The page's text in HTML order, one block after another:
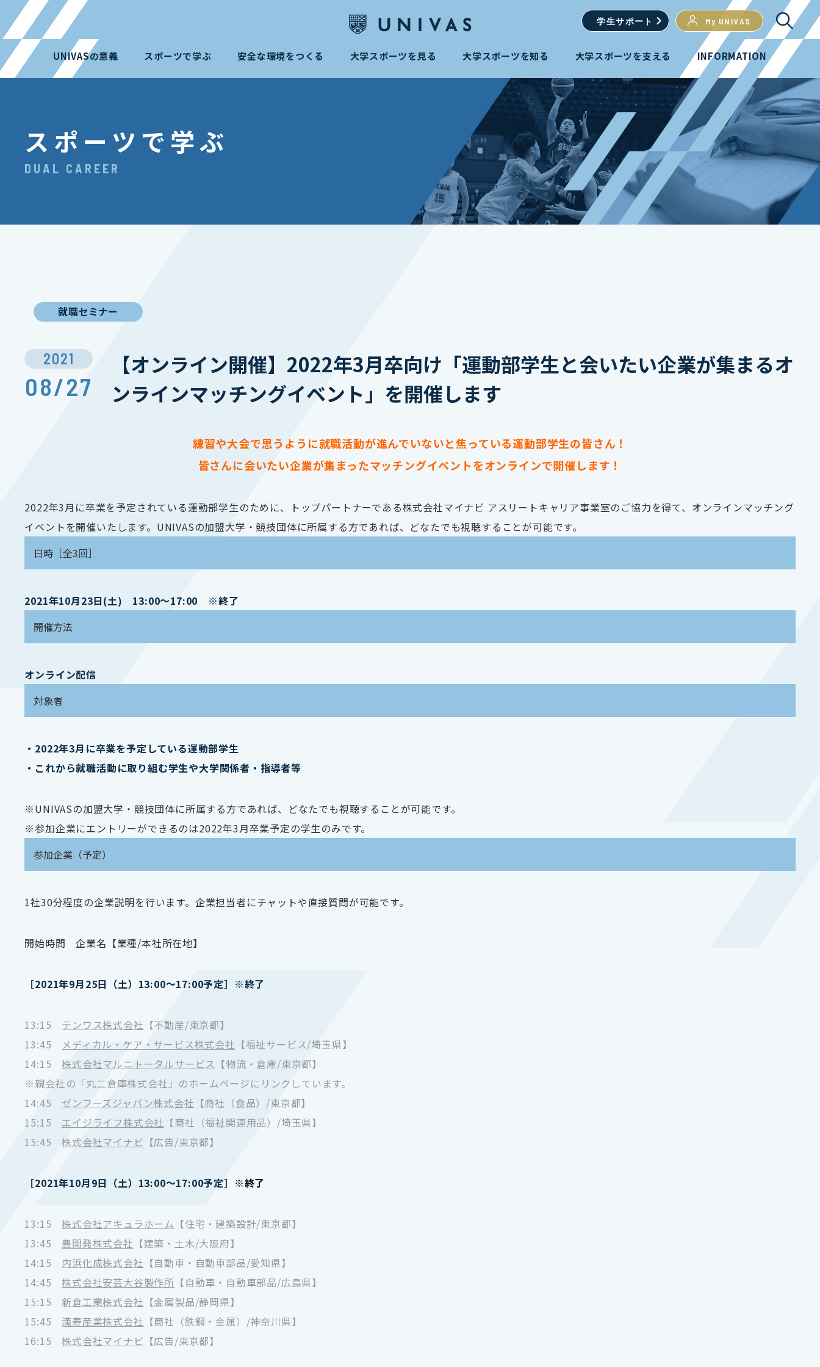
学生サポート My UNIVAS
UNIVASの意義 スポーツで学ぶ 安全な環境をつくる 大学スポーツを見る 大学スポーツを知る 大学スポーツを支える INFORMATION
スポーツで学ぶ
DUAL CAREER
就職セミナー
2021
08/27
【オンライン開催】2022年3月卒向け「運動部学生と会いたい企業が集まるオ
ンラインマッチングイベント」を開催します
練習や大会で思うように就職活動が進んでいないと焦っている運動部学生の皆さん！
皆さんに会いたい企業が集まったマッチングイベントをオンラインで開催します！
2022年3月に卒業を予定されている運動部学生のために、トップパートナーである株式会社マイナビ アスリートキャリア事業室のご協力を得て、オンラインマッチング
イベントを開催いたします。UNIVASの加盟大学・競技団体に所属する方であれば、どなたでも視聴することが可能です。
日時［全3回］
2021年10月23日(土) 13:00～17:00 ※終了
開催方法
オンライン配信
対象者
・2022年3月に卒業を予定している運動部学生
・これから就職活動に取り組む学生や大学関係者・指導者等
※UNIVASの加盟大学・競技団体に所属する方であれば、どなたでも視聴することが可能です。
※参加企業にエントリーができるのは2022年3月卒業予定の学生のみです。
参加企業（予定）
1社30分程度の企業説明を行います。企業担当者にチャットや直接質問が可能です。
開始時間 企業名【業種/本社所在地】
［2021年9月25日（土）13:00～17:00予定］※終了
13:15 テンワス株式会社 【不動産/東京都】
13:45 メディカル・ケア・サービス株式会社 【福祉サービス/埼玉県】
14:15株式会社マルニトータルサービス 【物流・倉庫/東京都】
※親会社の「丸二倉庫株式会社」のホームページにリンクしています。
14:45 ゼンフーズジャパン株式会社 【商社（食品）/東京都】
15:15 エイジライフ株式会社 【商社（福祉関連用品）/埼玉県】
15:45株式会社マイナビ 【広告/東京都】
［2021年10月9日（土）13:00～17:00予定］ ※終了
13:15株式会社アキュラホーム 【住宅・建築設計/東京都】
13:45 豊開発株式会社 【建築・土木/大阪府】
14:15 内浜化成株式会社 【自動車・自動車部品/愛知県】
14:45株式会社安芸大谷製作所 【自動車・自動車部品/広島県】
15:15 新倉工業株式会社 【金属製品/静岡県】
15:45満寿産業株式会社 【商社（鉄鋼・金属）/神奈川県】
16:15株式会社マイナビ 【広告/東京都】